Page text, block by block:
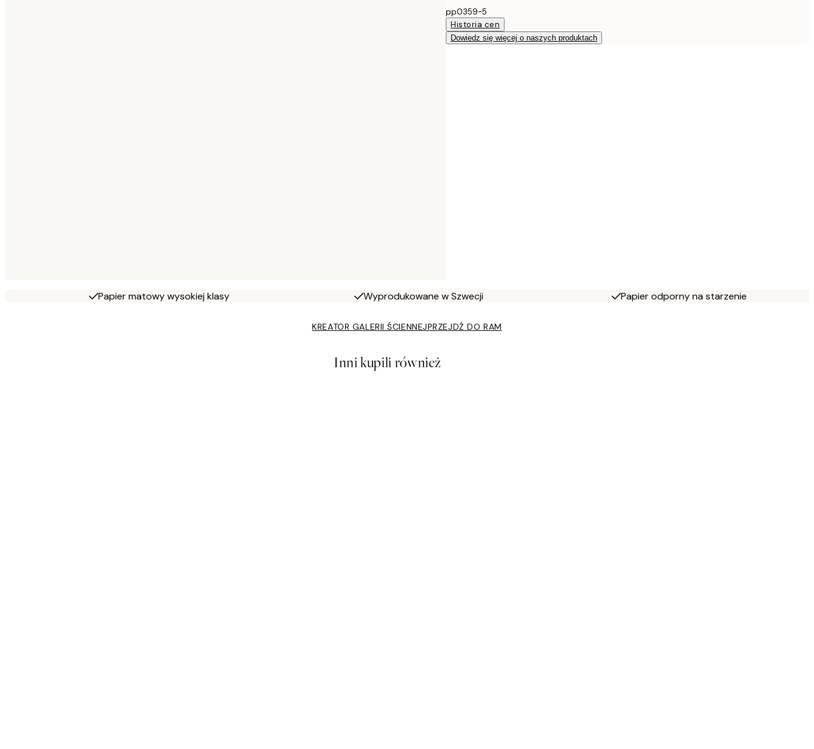
pp0359-5
Historia cen
Dowiedz się więcej o naszych produktach
Papier matowy wysokiej klasy Wyprodukowane w Szwecji Papier odporny na starzenie
KREATOR GALERII ŚCIENNEJPRZEJDŹ DO RAM
Inni kupili również